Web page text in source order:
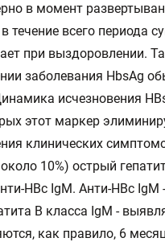
в момент
течение всего периода
при выздоровлении.
заболевания HbsAg
исчезновения
этот маркер
клинических
10%) острый
HBc IgM. Анти-HBc IgM
В класса IgM -
как правило, 6